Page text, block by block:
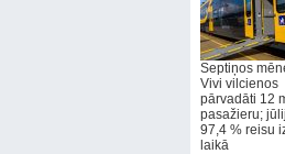
Septiņos
Vivi vilcienos
pārvadāti 12
pasažieru;
97,4 % reisu
laikā